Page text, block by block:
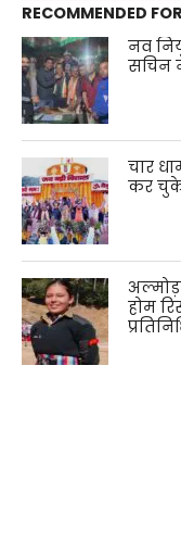
RECOMMENDED
नव
सचिन
चार
कर चुके
होम